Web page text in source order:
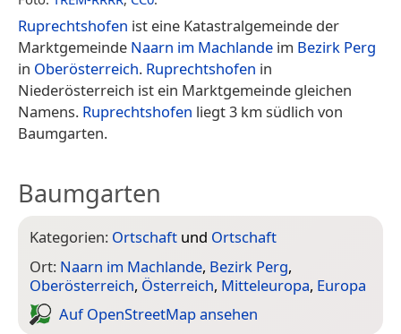
Ruprechtshofen ist eine Katastralgemeinde der
Marktgemeinde Naarn im Machlande im Bezirk Perg
in Oberösterreich. Ruprechtshofen in
Niederösterreich ist ein Marktgemeinde gleichen
Namens. Ruprechtshofen liegt 3 km südlich von
Baumgarten.
Baumgarten
Kategorien: Ortschaft und Ortschaft
Ort: Naarn im Machlande, Bezirk Perg,
Oberösterreich, Österreich, Mitteleuropa, Europa
Auf Open­Street­Map ansehen